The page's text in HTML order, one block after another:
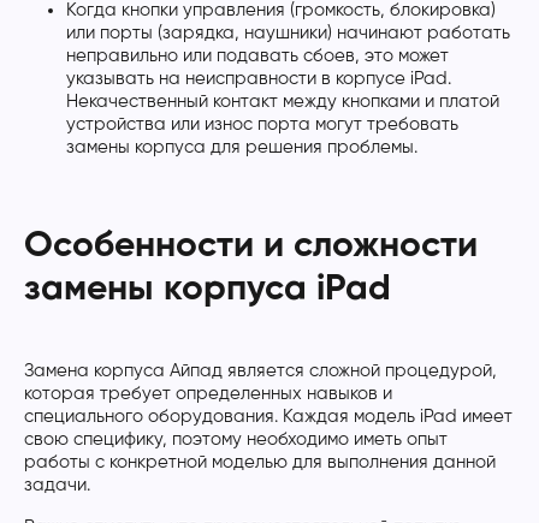
Когда кнопки управления (громкость, блокировка)
или порты (зарядка, наушники) начинают работать
неправильно или подавать сбоев, это может
указывать на неисправности в корпусе iPad.
Некачественный контакт между кнопками и платой
устройства или износ порта могут требовать
замены корпуса для решения проблемы.
Особенности и сложности
замены корпуса iPad
Замена корпуса Айпад является сложной процедурой,
которая требует определенных навыков и
специального оборудования. Каждая модель iPad имеет
свою специфику, поэтому необходимо иметь опыт
работы с конкретной моделью для выполнения данной
задачи.